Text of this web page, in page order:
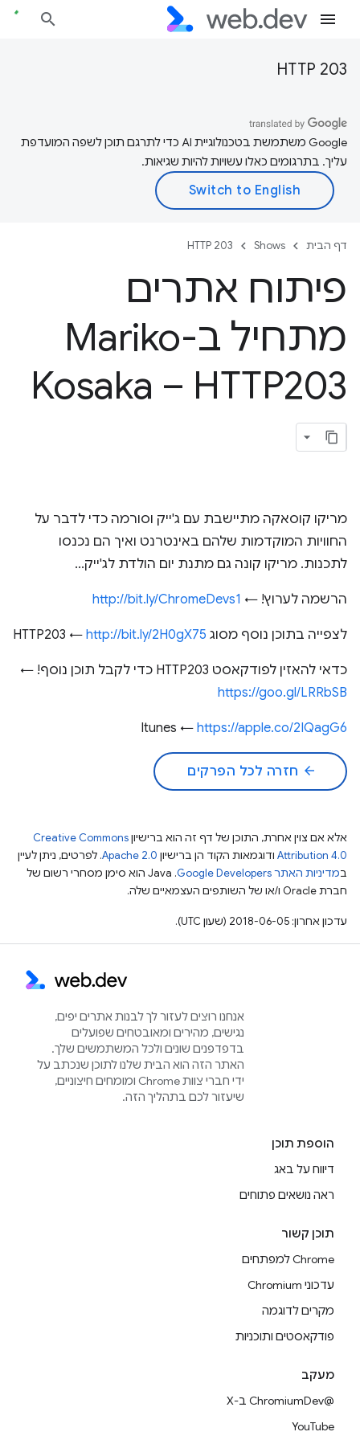
HTTP 203
‫Google משתמשת בטכנולוגיית AI כדי לתרגם תוכן לשפה המועדפת
עליך. בתרגומים כאלו עשויות להיות שגיאות.
דף הבית Shows
HTTP 203
פיתוח אתרים
מתחיל ב-Mariko
Kosaka – HTTP203
מריקו קוסאקה מתיישבת עם ג'ייק וסורמה כדי לדבר על
החוויות המוקדמות שלהם באינטרנט ואיך הם נכנסו
לתכנות. מריקו קונה גם מתנת יום הולדת לג'ייק...
הרשמה לערוץ! ← http://bit.ly/ChromeDevs1
לצפייה בתוכן נוסף מסוג HTTP203 ← http://bit.ly/2H0gX75
כדאי להאזין לפודקאסט HTTP203 כדי לקבל תוכן נוסף! ←
https://goo.gl/LRRbSB
Itunes ← https://apple.co/2IQagG6
arrow_back חזרה לכל הפרקים
אלא אם צוין אחרת, התוכן של דף זה הוא ברישיוןCreative Commons
Attribution 4.0 ודוגמאות הקוד הן ברישיון Apache 2.0. לפרטים, ניתן לעיין
במדיניות האתר Google Developers‏
.‏ Java הוא סימן מסחרי רשום של
חברת Oracle ו/או של השותפים העצמאיים שלה.
עדכון אחרון: 2018-06-05 (שעון UTC).
אנחנו רוצים לעזור לך לבנות אתרים יפים,
נגישים, מהירים ומאובטחים שפועלים
בדפדפנים שונים ולכל המשתמשים שלך.
האתר הזה הוא הבית שלנו לתוכן שנכתב על
ידי חברי צוות Chrome ומומחים חיצוניים,
שיעזור לכם בתהליך הזה.
הוספת תוכן
דיווח על באג
ראה נושאים פתוחים
תוכן קשור
Chrome למפתחים
עדכוני Chromium
מקרים לדוגמה
פודקאסטים ותוכניות
מעקב
@ChromiumDev ב-X
YouTube